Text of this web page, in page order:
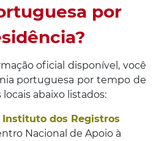
por
oficial disponível, você
portuguesa por tempo de
abaixo listados:
Instituto dos Registros
Nacional de Apoio à